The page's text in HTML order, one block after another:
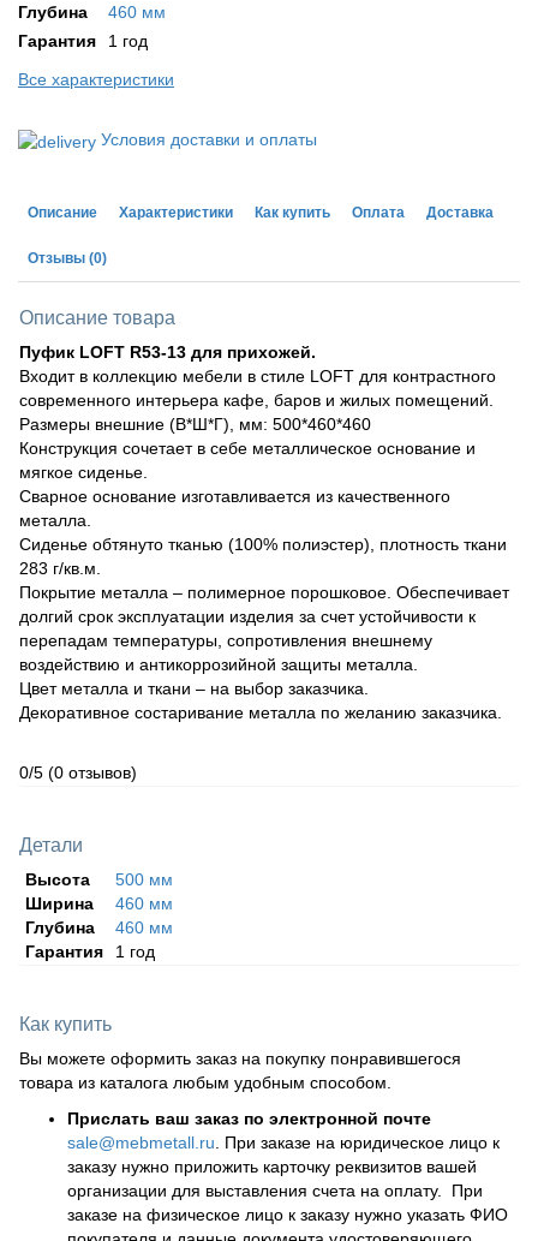
Глубина
460 мм
Гарантия
1 год
Все характеристики
Условия доставки и оплаты
Описание Характеристики Как купить Оплата Доставка
Отзывы (0)
Описание товара
Пуфик LOFT R53-13 для прихожей.
Входит в коллекцию мебели в стиле LOFT для контрастного
современного интерьера кафе, баров и жилых помещений.
Размеры внешние (В*Ш*Г), мм: 500*460*460
Конструкция сочетает в себе металлическое основание и
мягкое сиденье.
Сварное основание изготавливается из качественного
металла.
Сиденье обтянуто тканью (100% полиэстер), плотность ткани
283 г/кв.м.
Покрытие металла – полимерное порошковое. Обеспечивает
долгий срок эксплуатации изделия за счет устойчивости к
перепадам температуры, сопротивления внешнему
воздействию и антикоррозийной защиты металла.
Цвет металла и ткани – на выбор заказчика.
Декоративное состаривание металла по желанию заказчика.
0/5 (0 отзывов)
Детали
Высота
500 мм
Ширина
460 мм
Глубина
460 мм
Гарантия
1 год
Как купить
Вы можете оформить заказ на покупку понравившегося
товара из каталога любым удобным способом.
Прислать ваш заказ по электронной почте
sale@mebmetall.ru . При заказе на юридическое лицо к
заказу нужно приложить карточку реквизитов вашей
организации для выставления счета на оплату. При
заказе на физическое лицо к заказу нужно указать ФИО